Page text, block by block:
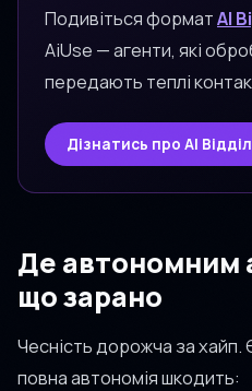
Подивіться форматAI
AiUse — агенти, які
передають теплі
Дізнатись про AI
Де автономним
що зарано
Чесність дорожча за
повна автономія шкодить: